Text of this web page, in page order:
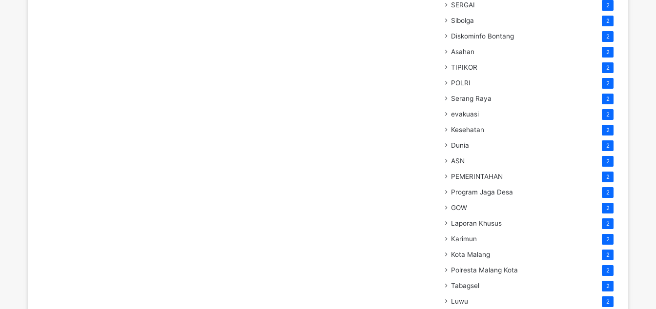
SERGAI 2
Sibolga 2
Diskominfo Bontang 2
Asahan 2
TIPIKOR 2
POLRI 2
Serang Raya 2
evakuasi 2
Kesehatan 2
Dunia 2
ASN 2
PEMERINTAHAN 2
Program Jaga Desa 2
GOW 2
Laporan Khusus 2
Karimun 2
Kota Malang 2
Polresta Malang Kota 2
Tabagsel 2
Luwu 2